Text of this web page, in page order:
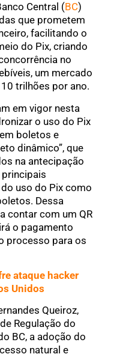
Central (BC)
que prometem
facilitando o
do Pix, criando
no
um mercado
trilhões por ano.
em vigor nesta
o uso do Pix
boletos e
dinâmico”, que
na antecipação
principais
uso do Pix como
Dessa
contar com um QR
o pagamento
processo para os
ataque hacker
Unidos
Queiroz,
Regulação do
BC, a adoção do
natural e